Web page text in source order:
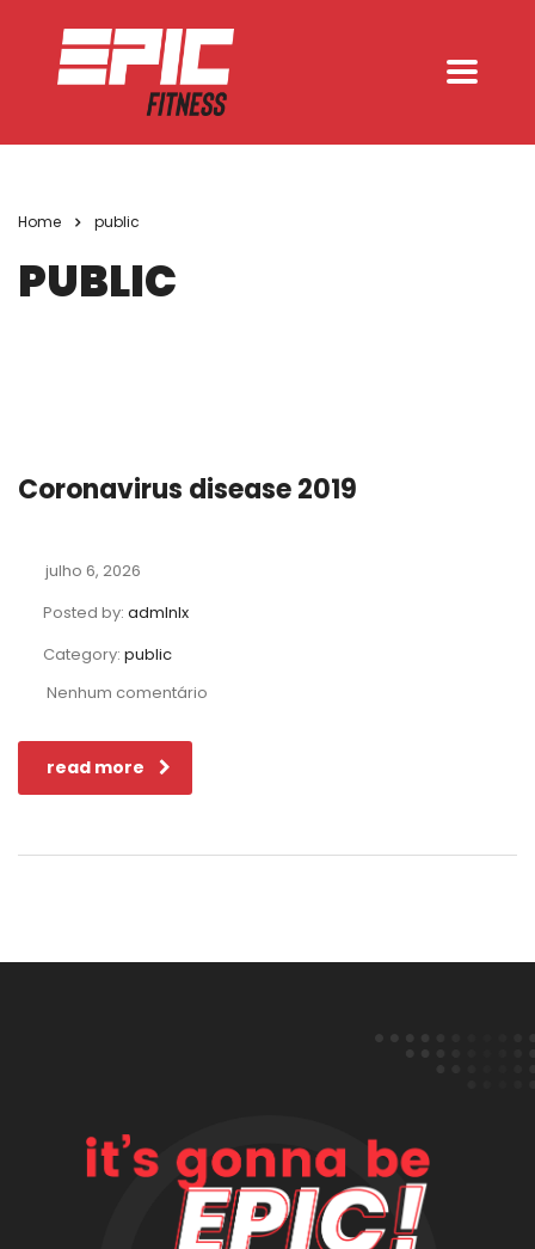
Home public
PUBLIC
Coronavirus disease 2019
julho 6, 2026
Posted by: admlnlx
Category: public
Nenhum comentário
read more